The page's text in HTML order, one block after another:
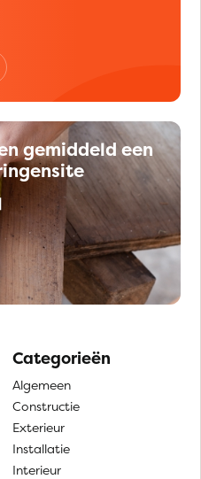
gemiddeld een
Categorieën
Algemeen
Constructie
Exterieur
Installatie
Interieur